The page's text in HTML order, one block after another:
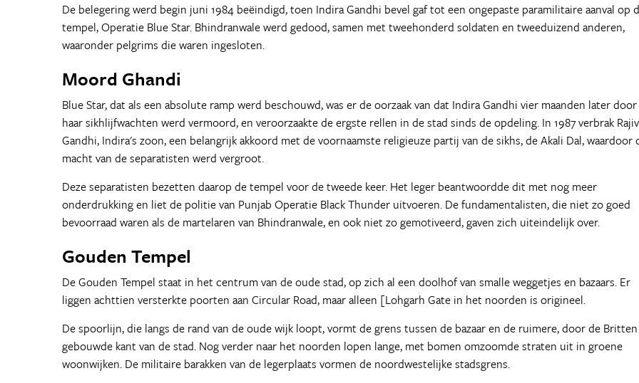
De belegering werd begin juni 1984 beëindigd, toen Indira Gandhi bevel gaf tot een ongepaste paramilitaire aanval op
tempel, Operatie Blue Star. Bhindranwale werd gedood, samen met tweehonderd soldaten en tweeduizend anderen,
waaronder pelgrims die waren ingesloten.
Moord Ghandi
Blue Star, dat als een absolute ramp werd beschouwd, was er de oorzaak van dat Indira Gandhi vier maanden later door
haar sikhlijfwachten werd vermoord, en veroorzaakte de ergste rellen in de stad sinds de opdeling. In 1987 verbrak Rajiv
Gandhi, Indira's zoon, een belangrijk akkoord met de voornaamste religieuze partij van de sikhs, de Akali Dal, waardoor
macht van de separatisten werd vergroot.
Deze separatisten bezetten daarop de tempel voor de tweede keer. Het leger beantwoordde dit met nog meer
onderdrukking en liet de politie van Punjab Operatie Black Thunder uitvoeren. De fundamentalisten, die niet zo goed
bevoorraad waren als de martelaren van Bhindranwale, en ook niet zo gemotiveerd, gaven zich uiteindelijk over.
Gouden Tempel
De Gouden Tempel staat in het centrum van de oude stad, op zich al een doolhof van smalle weggetjes en bazaars. Er
liggen achttien versterkte poorten aan Circular Road, maar alleen [Lohgarh Gate in het noorden is origineel.
De spoorlijn, die langs de rand van de oude wijk loopt, vormt de grens tussen de bazaar en de ruimere, door de Britten
gebouwde kant van de stad. Nog verder naar het noorden lopen lange, met bomen omzoomde straten uit in groene
woonwijken. De militaire barakken van de legerplaats vormen de noordwestelijke stadsgrens.